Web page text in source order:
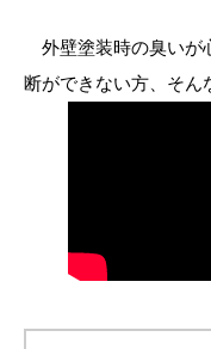
外壁塗装時の臭いが
断ができない方、そん